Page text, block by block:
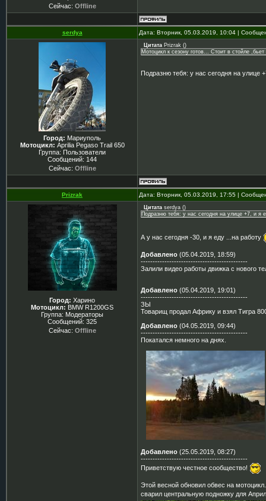
Сейчас: Offline
serdya Дата: Вторник, 05.03.2019, 10:04 |
Город: Мариуполь
Мотоцикл: Aprilia Pegaso Trail 650
Группа: Пользователи
Сообщений: 144
Сейчас: Offline
Цитата Prizrak ()
Мотоцикл к сезону готов... Стоит в стойле
Подразню тебя: у нас сегодня на улице
Prizrak Дата: Вторник, 05.03.2019, 17:55 |
Город: Харино
Мотоцикл: BMW R1200GS
Группа: Модераторы
Сообщений: 325
Сейчас: Offline
Цитата serdya ()
Подразню тебя: у нас сегодня на улице +7, и я
А у нас сегодня -30, и я еду ...на работу
Добавлено (05.04.2019, 18:59)
---------------------------------------------
Залили видео работы движка с нового
Добавлено (05.04.2019, 19:01)
---------------------------------------------
ЗЫ
Товарищ продал Африку и взял Тигра
Добавлено (04.05.2019, 09:44)
---------------------------------------------
Покатался немного на днях.
Добавлено (25.05.2019, 08:27)
---------------------------------------------
Приветствую честное сообщество!
Этой весной обновил обвес на
сварил центральную подножку для